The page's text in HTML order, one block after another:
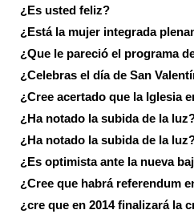
¿Es usted feliz?
¿Está la mujer integrada
¿Que le pareció el programa
¿Celebras el día de San
¿Cree acertado que la Iglesia
¿Ha notado la subida de la
¿Ha notado la subida de la
¿Es optimista ante la nueva
¿Cree que habrá referendum
¿cre que en 2014 finalizará la